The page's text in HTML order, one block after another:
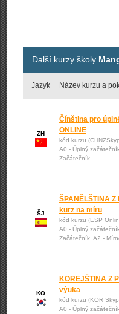
Další kurzy školy
Jazyk Název kurzu a
ZH
Čínština pro
ONLINE
kód kurzu
A0 - Úplný
Začátečník
ŠJ
ŠPANĚLŠTINA
kurz na míru
kód kurzu (ESP
A0 - Úplný
Začátečník, A2 -
KO
KOREJŠTINA Z
výuka
kód kurzu (KOR
A0 - Úplný